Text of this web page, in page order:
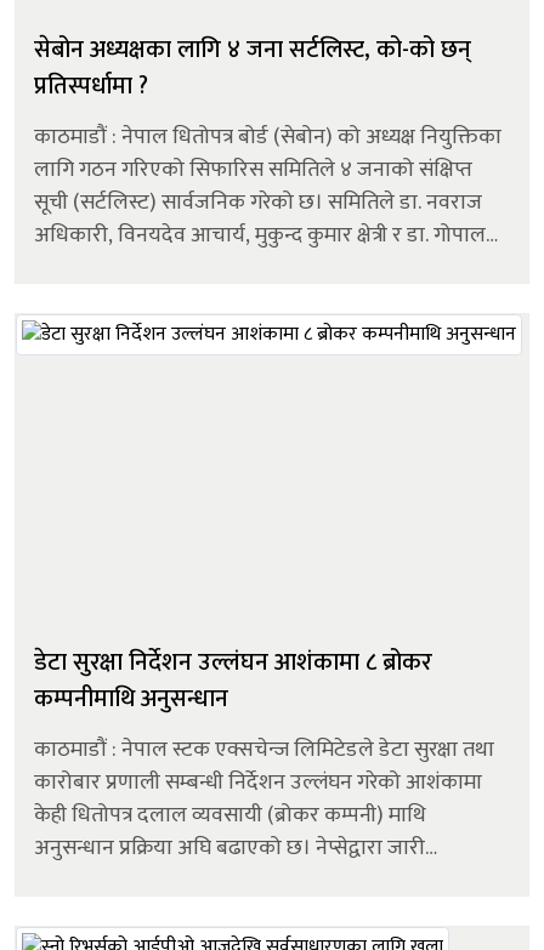
सेबोन अध्यक्षका लागि ४ जना सर्टलिस्ट, को-को छन्
प्रतिस्पर्धामा ?
काठमाडौं : नेपाल धितोपत्र बोर्ड (सेबोन) को अध्यक्ष नियुक्तिका
लागि गठन गरिएको सिफारिस समितिले ४ जनाको संक्षिप्त
सूची (सर्टलिस्ट) सार्वजनिक गरेको छ। समितिले डा. नवराज
अधिकारी, विनयदेव आचार्य, मुकुन्द कुमार क्षेत्री र डा. गोपाल
डेटा सुरक्षा निर्देशन उल्लंघन आशंकामा ८ ब्रोकर
कम्पनीमाथि अनुसन्धान
काठमाडौं : नेपाल स्टक एक्सचेन्ज लिमिटेडले डेटा सुरक्षा तथा
कारोबार प्रणाली सम्बन्धी निर्देशन उल्लंघन गरेको आशंकामा
केही धितोपत्र दलाल व्यवसायी (ब्रोकर कम्पनी) माथि
अनुसन्धान प्रक्रिया अघि बढाएको छ। नेप्सेद्वारा जारी